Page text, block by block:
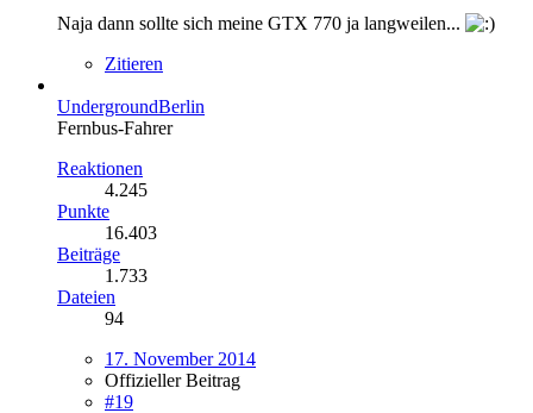
Naja dann sollte sich meine GTX 770 ja langweilen...
Zitieren
UndergroundBerlin
Fernbus-Fahrer
Reaktionen
4.245
Punkte
16.403
Beiträge
1.733
Dateien
94
17. November 2014
Offizieller Beitrag
#19